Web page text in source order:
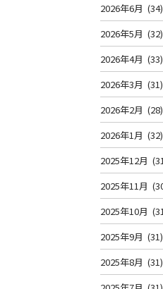
2026年6月 (34)
2026年5月 (32)
2026年4月 (33)
2026年3月 (31)
2026年2月 (28)
2026年1月 (32)
2025年12月
2025年11月
2025年10月
2025年9月 (31)
2025年8月 (31)